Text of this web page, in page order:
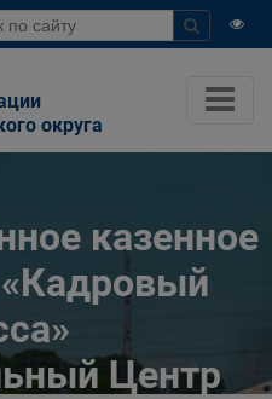
округа
казенное
Центр